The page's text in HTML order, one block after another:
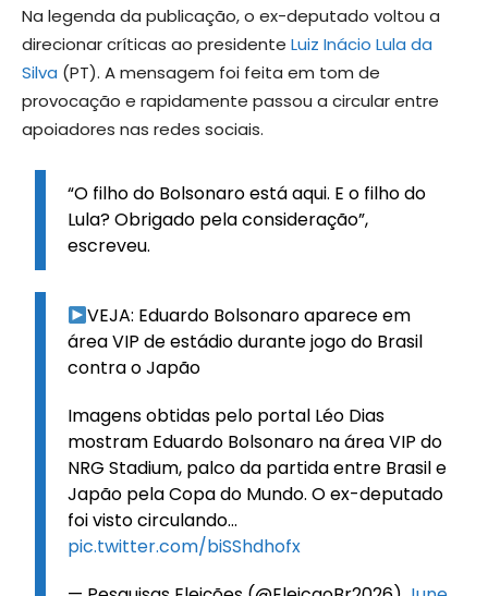
Na legenda da publicação, o ex-deputado voltou a
direcionar críticas ao presidente Luiz Inácio Lula da
Silva (PT). A mensagem foi feita em tom de
provocação e rapidamente passou a circular entre
apoiadores nas redes sociais.
“O filho do Bolsonaro está aqui. E o filho do
Lula? Obrigado pela consideração”,
escreveu.
VEJA: Eduardo Bolsonaro aparece em
área VIP de estádio durante jogo do Brasil
contra o Japão
Imagens obtidas pelo portal Léo Dias
mostram Eduardo Bolsonaro na área VIP do
NRG Stadium, palco da partida entre Brasil e
Japão pela Copa do Mundo. O ex-deputado
foi visto circulando…
pic.twitter.com/biSShdhofx